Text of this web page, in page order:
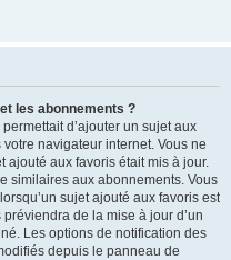
les abonnements ?
d’ajouter un sujet aux
navigateur internet. Vous ne
ajouté aux favoris était mis à jour.
similaires aux abonnements. Vous
sujet ajouté aux favoris est
de la mise à jour d’un
Les options de notification des
depuis le panneau de